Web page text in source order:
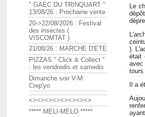
Le
).
était
avec
tours
Il a
" GAEC DU TRINQUART "
13/08/26 : Prochaine vente
20->22/08/2026 : Festival
des insectes (
VISCOMTAT )
21/08/26 : MARCHE D'ETE
PIZZAS " Click & Collect "
: les vendredis et samedis
Dimanche soir V-M:
Crep'yo
<><><><><><><><>
***** MELI-MELO *****